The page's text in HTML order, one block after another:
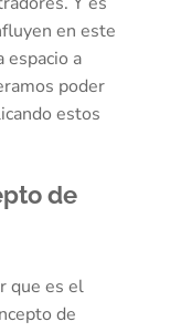
en este
espacio a
poder
estos
de
que es el
de